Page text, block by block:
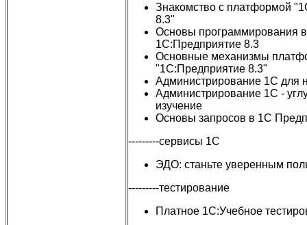
Знакомство с платформой
8.3"
Основы программирования
1C:Предприятие 8.3
Основные механизмы
"1С:Предприятие 8.3"
Администрирование 1С для
Администрирование 1С -
изучение
Основы запросов в 1С
---------сервисы 1С
ЭДО: станьте уверенным
---------тестирование
Платное 1С:Учебное